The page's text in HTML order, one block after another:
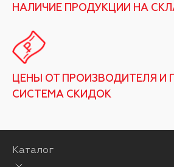
НАЛИЧИЕ ПРОДУКЦИИ НА
ЦЕНЫ ОТ ПРОИЗВОДИТЕЛЯ И
СИСТЕМА СКИДОК
Каталог